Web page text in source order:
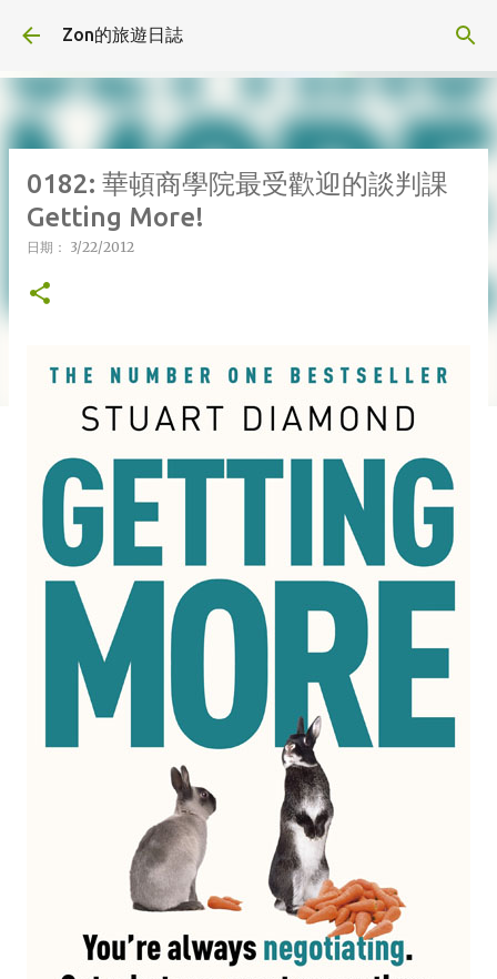
Zon的旅遊日誌
0182: 華頓商學院最受歡迎的談判課
Getting More!
日期： 3/22/2012